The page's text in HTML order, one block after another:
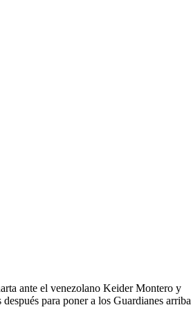
ante el venezolano Keider Montero y
para poner a los Guardianes arriba